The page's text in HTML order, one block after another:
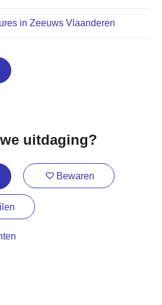
in Zeeuws Vlaanderen
uitdaging?
Bewaren